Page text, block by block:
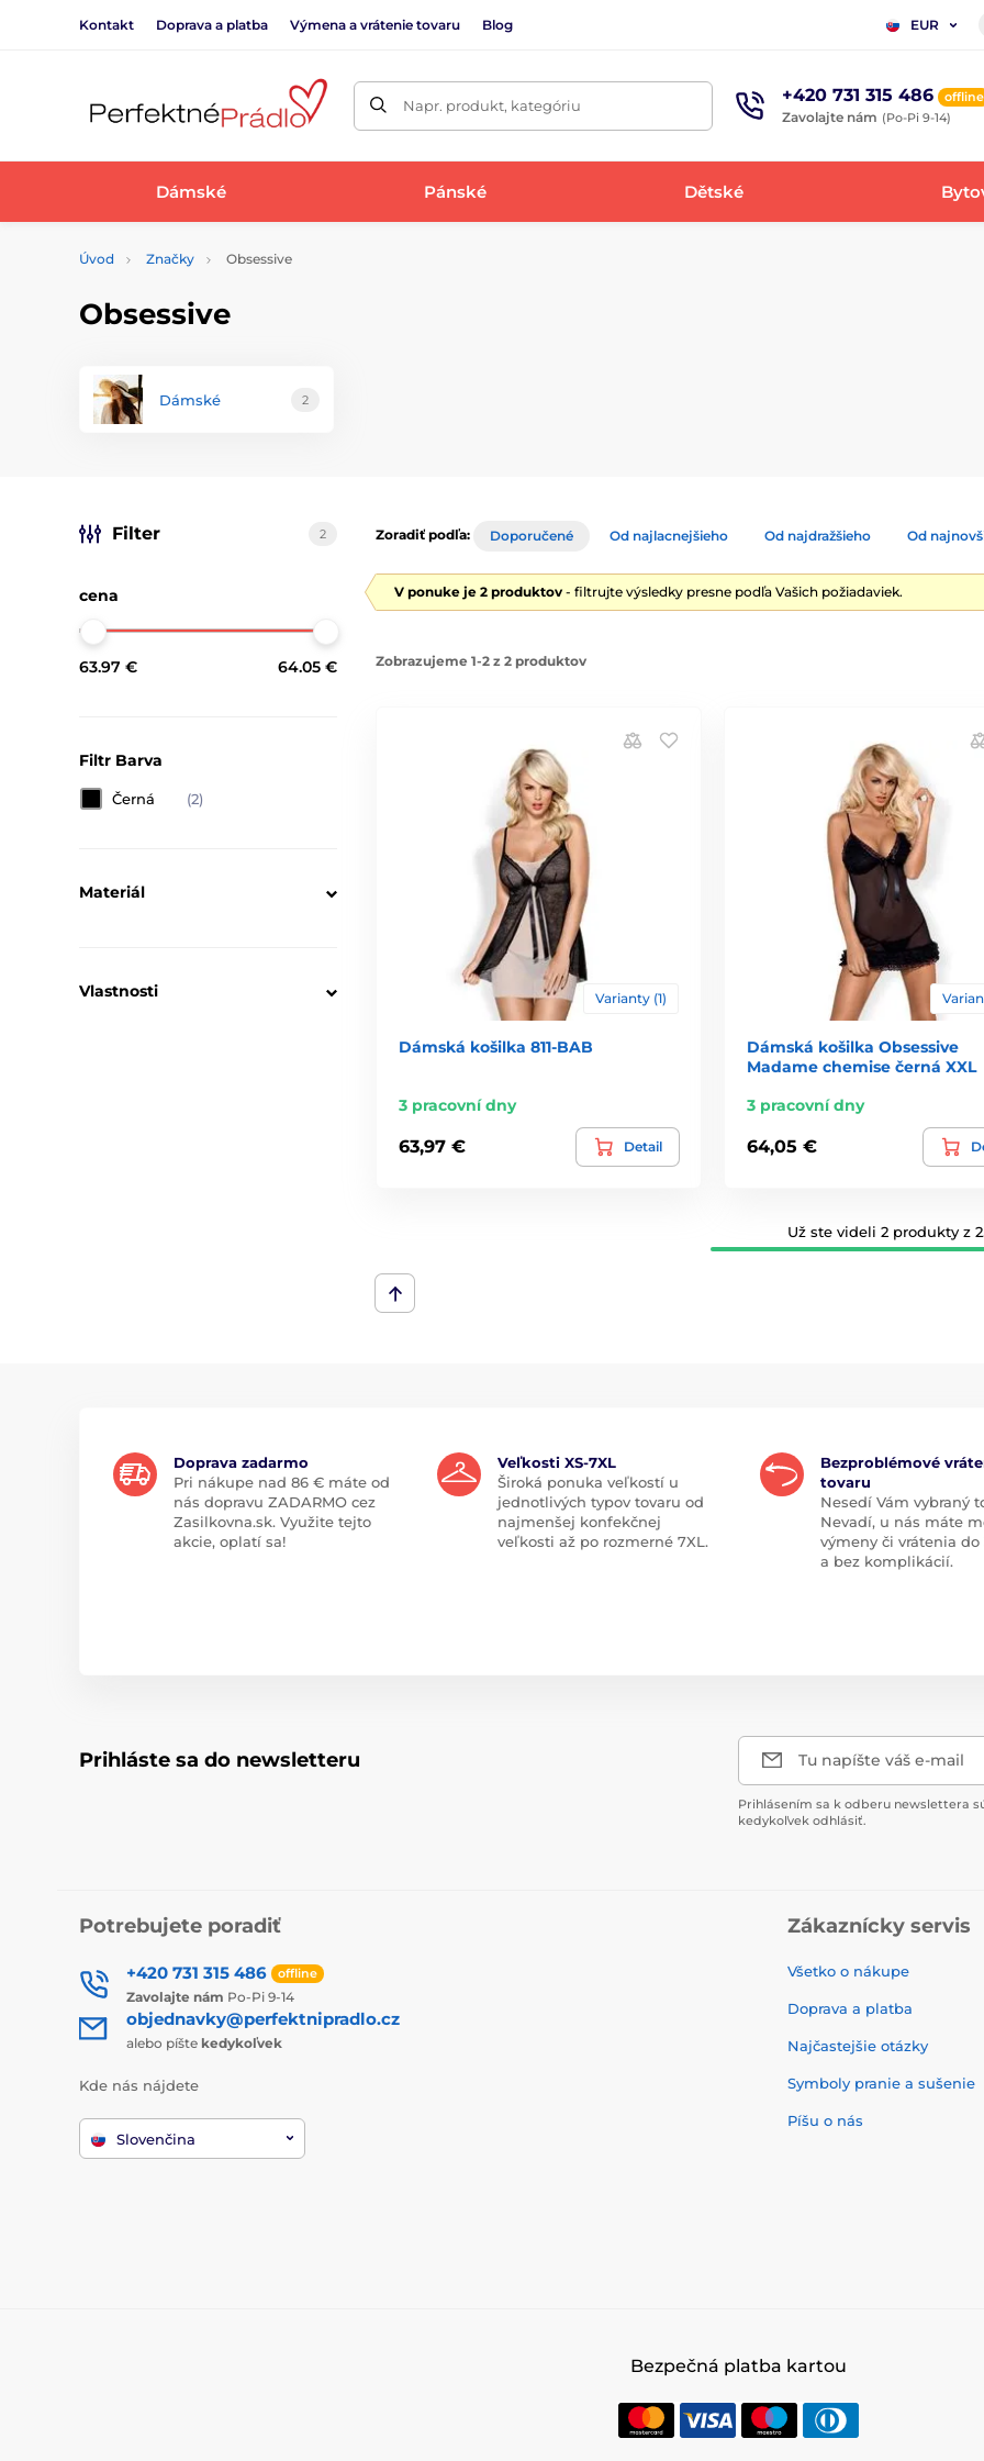
Kontakt Doprava a platba Výmena a vrátenie tovaru Blog EUR
Napr. produkt, kategóriu +420 731 315 486 offline
Zavolajte nám (Po-Pi 9-14)
Dámské Pánské Dětské
Úvod Značky Obsessive
Obsessive
Dámské 2
Filter 2
cena
63.97 € 64.05 €
Filtr Barva
Černá (2)
Materiál
Vlastnosti
Zoradiť podľa: Doporučené Od najlacnejšieho Od najdražšieho Od
V ponuke je 2 produktov - filtrujte výsledky presne podľa Vašich požiadaviek.
Zobrazujeme 1-2 z 2 produktov
Varianty (1)
Dámská košilka 811-BAB
3 pracovní dny
63,97 € Detail
Dámská košilka Obsessive
Madame chemise černá XXL
3 pracovní dny
64,05 €
Už ste videli 2 produkty z
Doprava zadarmo
Pri nákupe nad 86 € máte od
nás dopravu ZADARMO cez
Zasilkovna.sk. Využite tejto
akcie, oplatí sa!
Veľkosti XS-7XL
Široká ponuka veľkostí u
jednotlivých typov tovaru od
najmenšej konfekčnej
veľkosti až po rozmerné 7XL.
Bezproblémové
tovaru
Nesedí Vám vybraný
Nevadí, u nás máte
výmeny či vrátenia
a bez komplikácií.
Prihláste sa do newsletteru Tu napíšte váš e-mail
Prihlásením sa k odberu newslettera
kedykoľvek odhlásiť.
Potrebujete poradiť
+420 731 315 486 offline
Zavolajte nám Po-Pi 9-14
objednavky@perfektnipradlo.cz
alebo píšte kedykoľvek
Kde nás nájdete
Slovenčina
Zákaznícky servis
Všetko o nákupe
Doprava a platba
Najčastejšie otázky
Symboly pranie a sušenie
Píšu o nás
Bezpečná platba kartou